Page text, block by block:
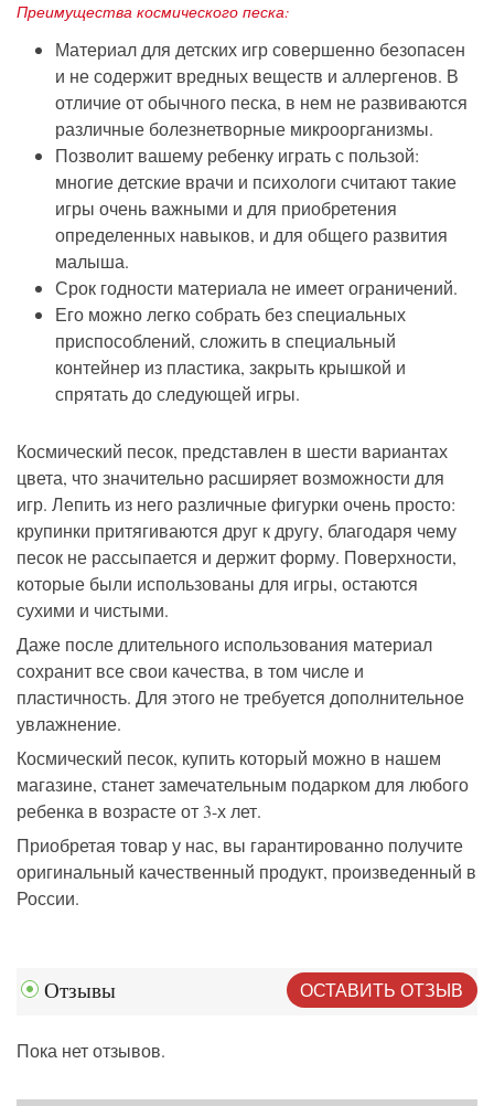
Преимущества космического песка:
Материал для детских игр совершенно безопасен
и не содержит вредных веществ и аллергенов. В
отличие от обычного песка, в нем не развиваются
различные болезнетворные микроорганизмы.
Позволит вашему ребенку играть с пользой:
многие детские врачи и психологи считают такие
игры очень важными и для приобретения
определенных навыков, и для общего развития
малыша.
Срок годности материала не имеет ограничений.
Его можно легко собрать без специальных
приспособлений, сложить в специальный
контейнер из пластика, закрыть крышкой и
спрятать до следующей игры.
Космический песок, представлен в шести вариантах
цвета, что значительно расширяет возможности для
игр. Лепить из него различные фигурки очень просто:
крупинки притягиваются друг к другу, благодаря чему
песок не рассыпается и держит форму. Поверхности,
которые были использованы для игры, остаются
сухими и чистыми.
Даже после длительного использования материал
сохранит все свои качества, в том числе и
пластичность. Для этого не требуется дополнительное
увлажнение.
Космический песок, купить который можно в нашем
магазине, станет замечательным подарком для любого
ребенка в возрасте от 3-х лет.
Приобретая товар у нас, вы гарантированно получите
оригинальный качественный продукт, произведенный в
России.
Отзывы ОСТАВИТЬ ОТЗЫВ
Пока нет отзывов.